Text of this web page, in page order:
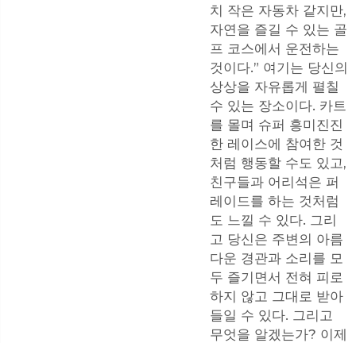
치 작은 자동차 같지만,
자연을 즐길 수 있는 골
프 코스에서 운전하는
것이다.” 여기는 당신의
상상을 자유롭게 펼칠
수 있는 장소이다. 카트
를 몰며 슈퍼 흥미진진
한 레이스에 참여한 것
처럼 행동할 수도 있고,
친구들과 어리석은 퍼
레이드를 하는 것처럼
도 느낄 수 있다. 그리
고 당신은 주변의 아름
다운 경관과 소리를 모
두 즐기면서 전혀 피로
하지 않고 그대로 받아
들일 수 있다. 그리고
무엇을 알겠는가? 이제